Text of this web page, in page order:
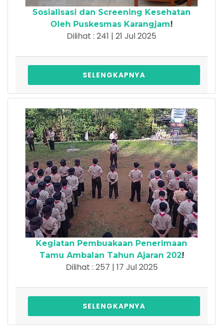
Sosialisasi dan Screening Kesehatan
Oleh Puskesmas Karangjam!
Dilihat : 241 | 21 Jul 2025
SELENGKAPNYA
Kegiatan Pembuakaan Penerimaan
Tamu Ambalan Tahun Ajaran 202!
Dilihat : 257 | 17 Jul 2025
SELENGKAPNYA